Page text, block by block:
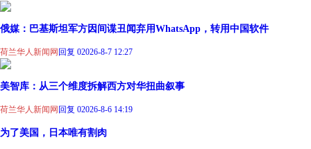
俄媒：巴基斯坦军方因间谍丑闻弃用WhatsApp，转用中国软件
荷兰华人新闻网 回复 02026-8-7 12:27
美智库：从三个维度拆解西方对华扭曲叙事
荷兰华人新闻网 回复 02026-8-6 14:19
为了美国，日本唯有割肉